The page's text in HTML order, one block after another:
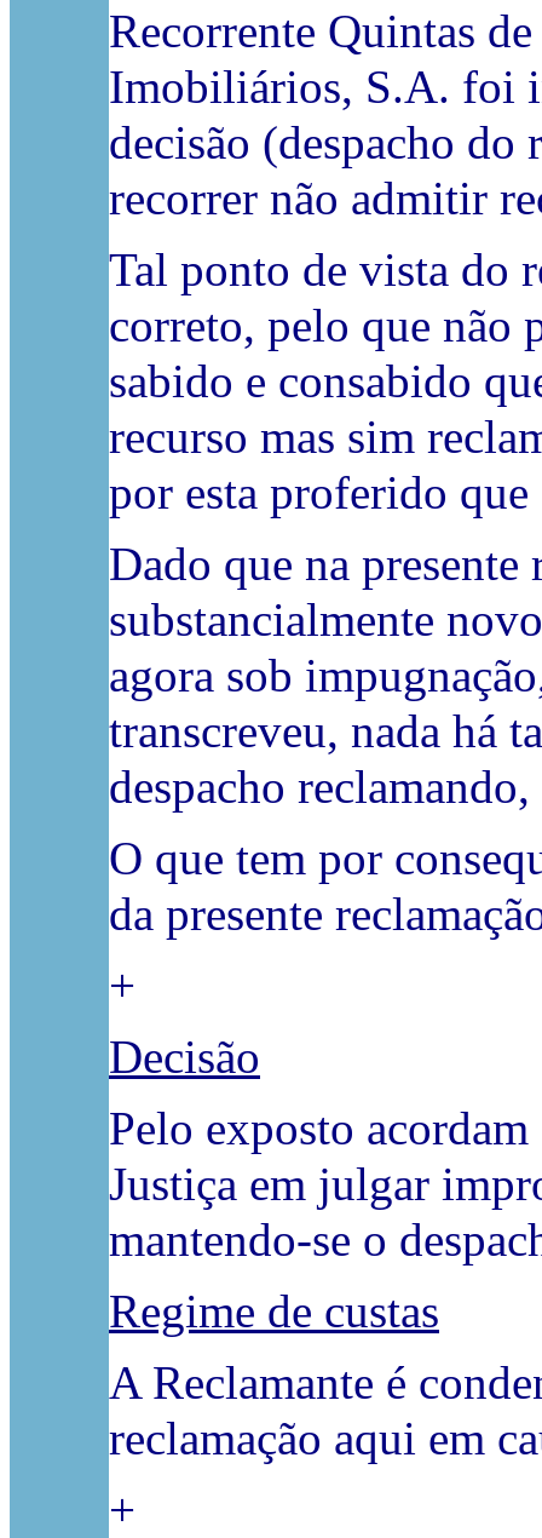
Recorrente Quintas
Imobiliários, S.A. foi
decisão (despacho do
recorrer não admitir
Tal ponto de vista do
correto, pelo que não
sabido e consabido
recurso mas sim
por esta proferido que
Dado que na presente
substancialmente
agora sob
transcreveu, nada há
despacho
O que tem por
da presente
+
Decisão
Pelo exposto
Justiça em julgar
mantendo-se o
Regime de custas
A Reclamante é
reclamação aqui em
+